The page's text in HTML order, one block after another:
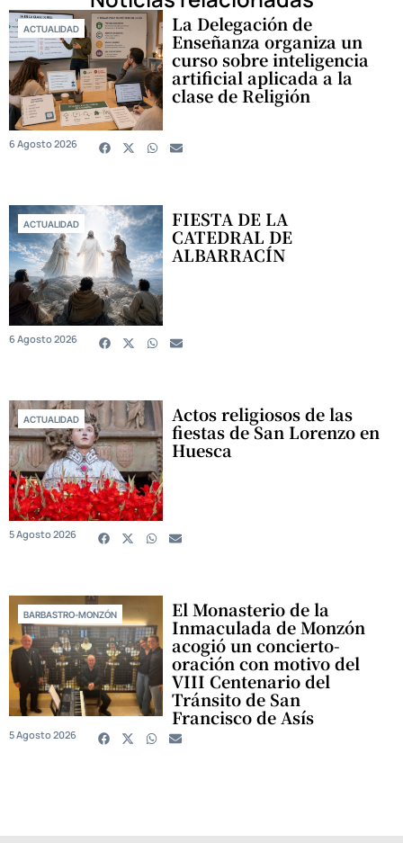
ACTUALIDAD La Delegación de
Enseñanza organiza un
curso sobre inteligencia
artificial aplicada a la
clase de Religión
6 Agosto 2026
ACTUALIDAD FIESTA DE LA
CATEDRAL DE
ALBARRACÍN
6 Agosto 2026
ACTUALIDAD Actos religiosos de las
fiestas de San Lorenzo en
Huesca
5 Agosto 2026
BARBASTRO-MONZÓN El Monasterio de la
Inmaculada de Monzón
acogió un concierto-
oración con motivo del
VIII Centenario del
Tránsito de San
Francisco de Asís
5 Agosto 2026